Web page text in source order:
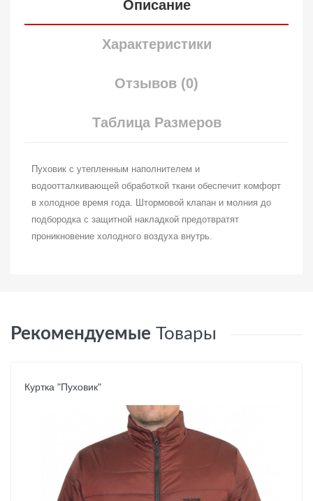
Описание
Характеристики
Отзывов (0)
Таблица Размеров
Пуховик с утепленным наполнителем и
водоотталкивающей обработкой ткани обеспечит комфорт
в холодное время года. Штормовой клапан и молния до
подбородка с защитной накладкой предотвратят
проникновение холодного воздуха внутрь.
Рекомендуемые Товары
Куртка "Пуховик"